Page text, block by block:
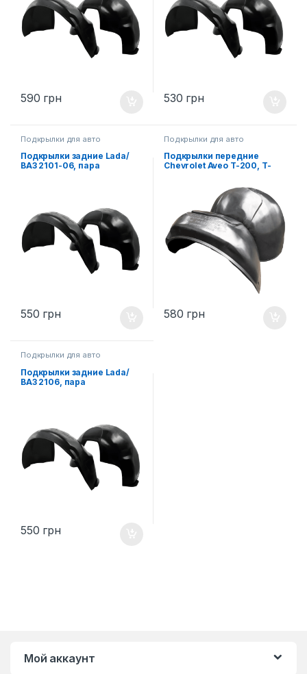
590 грн 530 грн
Подкрылки для авто
Подкрылки задние Lada/
ВАЗ 2101-06, пара
550 грн
Подкрылки для авто
Подкрылки передние
Chevrolet Aveo T-200, T-
580 грн
Подкрылки для авто
Подкрылки задние Lada/
ВАЗ 2106, пара
550 грн
Мой аккаунт